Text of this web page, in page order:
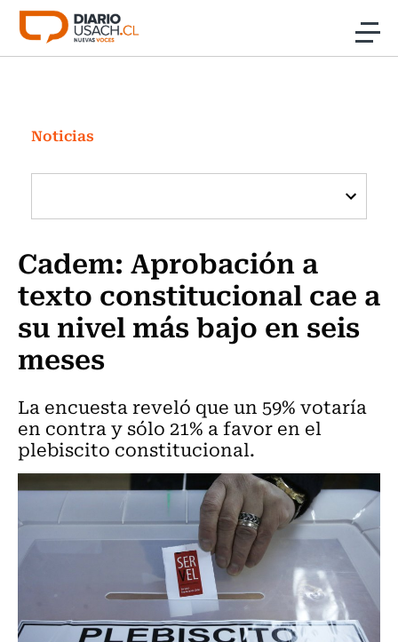
Click acá para ir directamente al contenido
Investigación
Cultura
Programas Radio y TV Usach
Noticias
Cadem: Aprobación a
texto constitucional cae a
su nivel más bajo en seis
meses
La encuesta reveló que un 59% votaría
en contra y sólo 21% a favor en el
plebiscito constitucional.